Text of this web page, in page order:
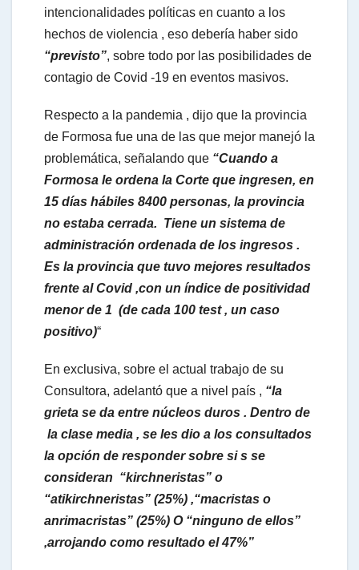
intencionalidades políticas en cuanto a los
hechos de violencia , eso debería haber sido
“previsto”, sobre todo por las posibilidades de
contagio de Covid -19 en eventos masivos.
Respecto a la pandemia , dijo que la provincia
de Formosa fue una de las que mejor manejó la
problemática, señalando que “Cuando a
Formosa le ordena la Corte que ingresen, en
15 días hábiles 8400 personas, la provincia
no estaba cerrada. Tiene un sistema de
administración ordenada de los ingresos .
Es la provincia que tuvo mejores resultados
frente al Covid ,con un índice de positividad
menor de 1 (de cada 100 test , un caso
positivo)“
En exclusiva, sobre el actual trabajo de su
Consultora, adelantó que a nivel país , “la
grieta se da entre núcleos duros . Dentro de
la clase media , se les dio a los consultados
la opción de responder sobre si s se
consideran “kirchneristas” o
“atikirchneristas” (25%) ,“macristas o
anrimacristas” (25%) O “ninguno de ellos”
,arrojando como resultado el 47%”